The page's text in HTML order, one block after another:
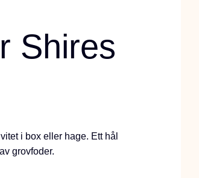
Shires
i box eller hage. Ett hål
grovfoder.